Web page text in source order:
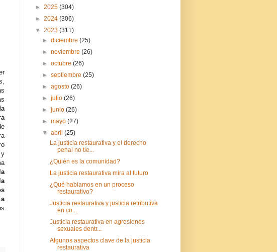
► 2025 (304)
► 2024 (306)
▼ 2023 (311)
►diciembre(25)
►noviembre(26)
►octubre(26)
►septiembre(25)
►agosto(26)
►julio(26)
►junio(26)
►mayo(27)
▼abril(25)
La justicia restaurativa y el derecho
penal no tie...
¿Quién es la comunidad?
La justicia restaurativa mira al futuro
¿Qué hablamos en un proceso
restaurativo?
Justicia restaurativa y justicia retributiva
en co...
Justicia restaurativa en agresiones
sexuales dentr...
Algunos aspectos clave de la justicia
restaurativa